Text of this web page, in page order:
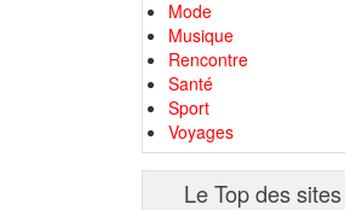
Mode
Musique
Rencontre
Santé
Sport
Voyages
Le Top des